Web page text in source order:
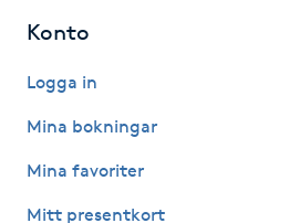
HIFU
Hollywood Peel
Konto
Logga in
Mina bokningar
Mina favoriter
Mitt presentkort